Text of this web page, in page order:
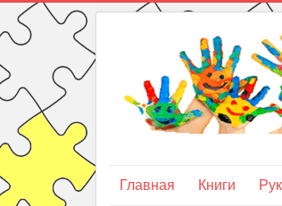
Главная Книги